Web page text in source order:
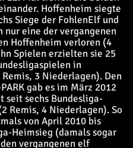
Hoffenheim siegte
Siege der FohlenElf und
nur eine der vergangenen
Hoffenheim verloren (4
Spielen erzielten sie 25
in
3 Niederlagen). Den
gab es im März 2012
seit sechs Bundesliga-
Remis, 4 Niederlagen). So
von April 2010 bis
Heimsieg (damals sogar
vergangenen elf